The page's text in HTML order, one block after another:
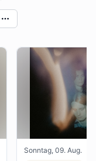
Sonntag, 09. Aug.